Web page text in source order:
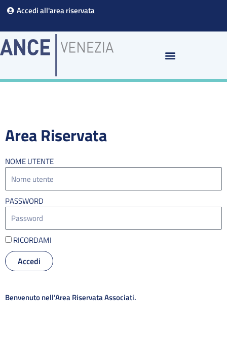
Vai
contenuto
Accedi all'area riservata
Area Riservata
NOME UTENTE
PASSWORD
RICORDAMI
Accedi
Benvenuto nell’Area Riservata Associati.